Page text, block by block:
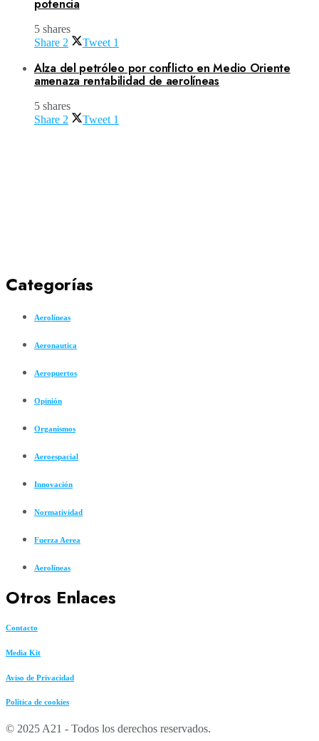
potencia
5 shares
Share 2 Tweet 1
Alza del petróleo por conflicto en Medio Oriente
amenaza rentabilidad de aerolíneas
5 shares
Share 2 Tweet 1
Categorías
Aerolíneas
Aeronautica
Aeropuertos
Opinión
Organismos
Aeroespacial
Innovación
Normatividad
Fuerza Aerea
Aerolíneas
Otros Enlaces
Contacto
Media Kit
Aviso de Privacidad
Política de cookies
© 2025 A21 - Todos los derechos reservados.